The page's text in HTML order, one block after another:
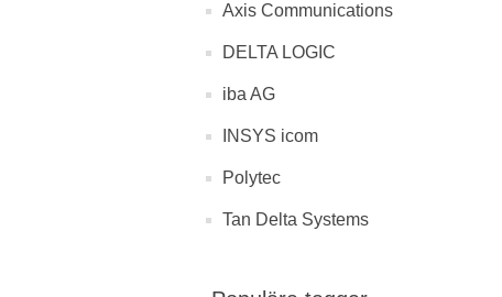
Axis Communications
DELTA LOGIC
iba AG
INSYS icom
Polytec
Tan Delta Systems